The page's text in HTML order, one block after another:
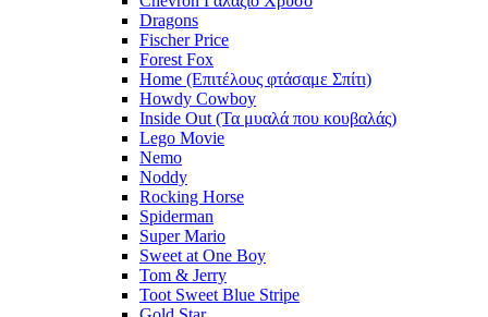
Dragons
Fischer Price
Forest Fox
Home (Επιτέλους φτάσαμε Σπίτι)
Howdy Cowboy
Inside Out (Τα μυαλά που κουβαλάς)
Lego Movie
Nemo
Noddy
Rocking Horse
Spiderman
Super Mario
Sweet at One Boy
Tom & Jerry
Toot Sweet Blue Stripe